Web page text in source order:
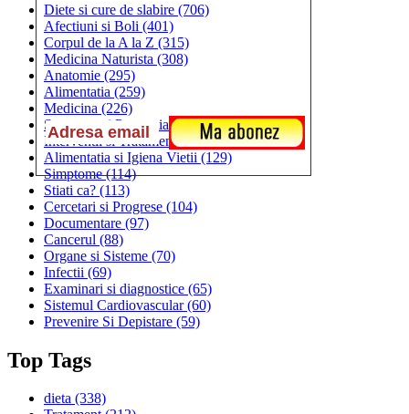
Diete si cure de slabire (706)
Afectiuni si Boli (401)
Corpul de la A la Z (315)
Medicina Naturista (308)
Anatomie (295)
Alimentatia (259)
Medicina (226)
Sanatatea si Preventia(170)
Interventii si Tratamente(167)
Alimentatia si Igiena Vietii (129)
Simptome(114)
Stiati ca? (113)
Cercetari si Progrese (104)
Documentare (97)
Cancerul (88)
Organe si Sisteme (70)
Infectii (69)
Examinari si diagnostice (65)
Sistemul Cardiovascular(60)
Prevenire Si Depistare (59)
Top Tags
dieta (338)